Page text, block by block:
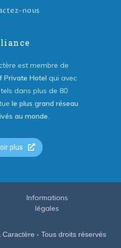
nous
est membre de
Private Hotel qui avec
dans plus de 80
le plus grand réseau
au monde.
plus
Caractère - Tous droits réservés
Informations
légales